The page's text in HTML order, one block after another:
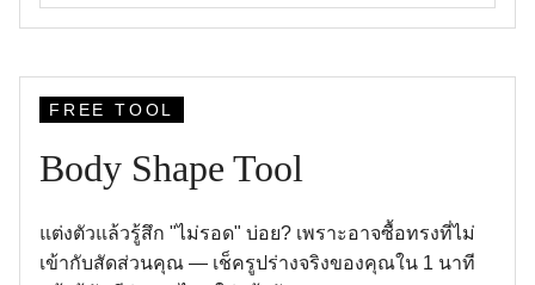
FREE TOOL
Body Shape Tool
แต่งตัวแล้วรู้สึก "ไม่รอด" บ่อย? เพราะอาจซื้อทรงที่ไม่
เข้ากับสัดส่วนคุณ — เช็ครูปร่างจริงของคุณใน 1 นาที